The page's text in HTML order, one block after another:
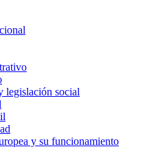
legislación social
y su funcionamiento